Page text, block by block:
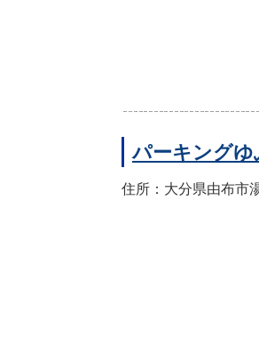
パーキングゆ
住所：大分県由布市